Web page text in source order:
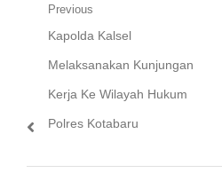
Navigasi
pos
Previous
Previous
post:
Kapolda Kalsel
Melaksanakan Kunjungan
Kerja Ke Wilayah Hukum
Polres Kotabaru